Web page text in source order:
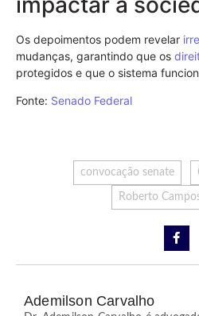
Os depoimentos podem revelar
mudanças, garantindo que os
protegidos e que o sistema
Fonte: Senado Federal
convocação senate
Roberto
Ademilson Carvalho